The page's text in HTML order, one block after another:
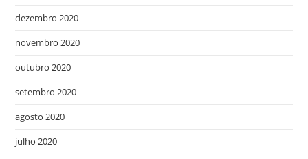
dezembro 2020
novembro 2020
outubro 2020
setembro 2020
agosto 2020
julho 2020